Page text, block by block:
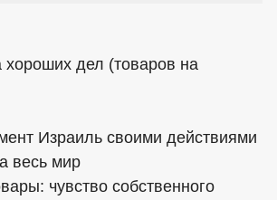
хороших дел (товаров на
Израиль своими действиями
весь мир
чувство собственного